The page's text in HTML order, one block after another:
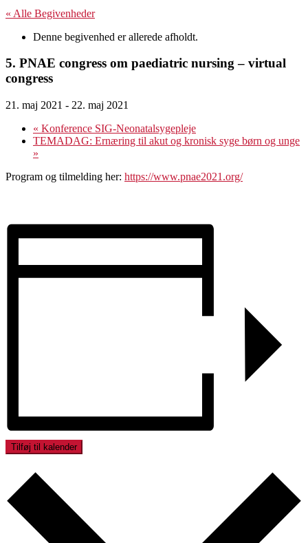
« Alle Begivenheder
Denne begivenhed er allerede afholdt.
5. PNAE congress om paediatric nursing – virtual
congress
21. maj 2021 - 22. maj 2021
« Konference SIG-Neonatalsygepleje
TEMADAG: Ernæring til akut og kronisk syge børn og unge
»
Program og tilmelding her: https://www.pnae2021.org/
Tilføj til kalender